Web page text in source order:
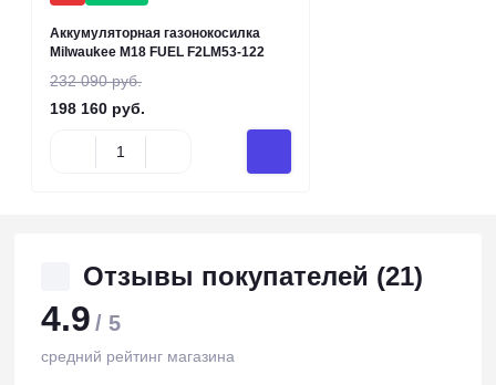
Аккумуляторная газонокосилка
Milwaukee M18 FUEL F2LM53-122
232 090 руб.
198 160 руб.
Отзывы покупателей (21)
4.9 / 5
средний рейтинг магазина